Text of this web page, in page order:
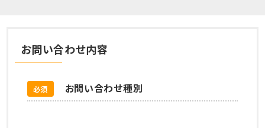
お問い合わせ内容
お問い合わせ種別
必須